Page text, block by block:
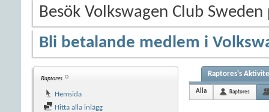
Besök Volkswagen Club
Bli betalande medlem i
Raptores
Hemsida
Hitta alla inlägg
Raptores's
Alla Raptores